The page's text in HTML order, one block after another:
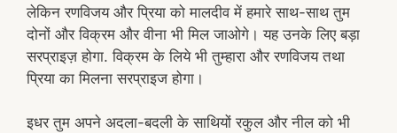
लेकिन रणविजय और प्रिया को मालदीव में हमारे साथ-साथ तुम
दोनों और विक्रम और वीना भी मिल जाओगे। यह उनके लिए बड़ा
सरप्राइज़ होगा. विक्रम के लिये भी तुम्हारा और रणविजय तथा
प्रिया का मिलना सरप्राइज होगा।
इधर तुम अपने अदला-बदली के साथियों रकुल और नील को भी